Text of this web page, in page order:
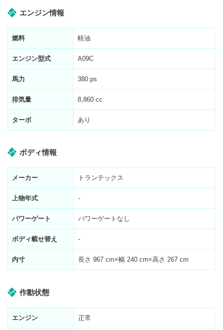
エンジン情報
燃料 軽油
エンジン型式 A09C
馬力 380 ps
排気量 8,860 cc
ターボ あり
ボディ情報
メーカー トランテックス
上物年式 -
パワーゲート パワーゲートなし
ボディ載せ替え -
内寸 長さ 967 cm×幅 240 cm×高さ 267 cm
作動状態
エンジン 正常